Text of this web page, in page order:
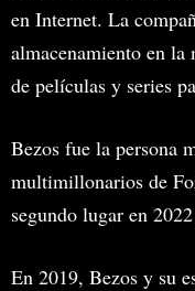
en Internet. La
almacenamiento en la
de películas y series
Bezos fue la persona
multimillonarios de
segundo lugar en
En 2019, Bezos y su